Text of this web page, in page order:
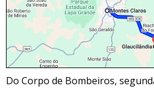
Do Corpo de Bombeiros,